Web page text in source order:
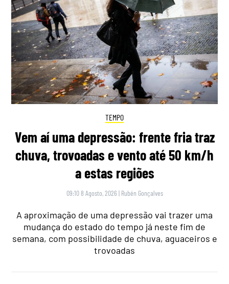
TEMPO
Vem aí uma depressão: frente fria traz
chuva, trovoadas e vento até 50 km/h
a estas regiões
09:10 8 Agosto, 2026 | Rubén Gonçalves
A aproximação de uma depressão vai trazer uma
mudança do estado do tempo já neste fim de
semana, com possibilidade de chuva, aguaceiros e
trovoadas